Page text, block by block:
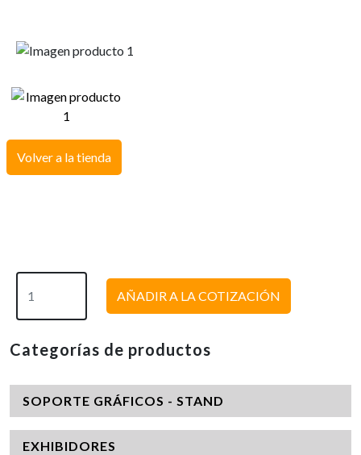
Volver a la tienda
AÑADIR A LA COTIZACIÓN
Categorías de productos
SOPORTE GRÁFICOS - STAND
EXHIBIDORES